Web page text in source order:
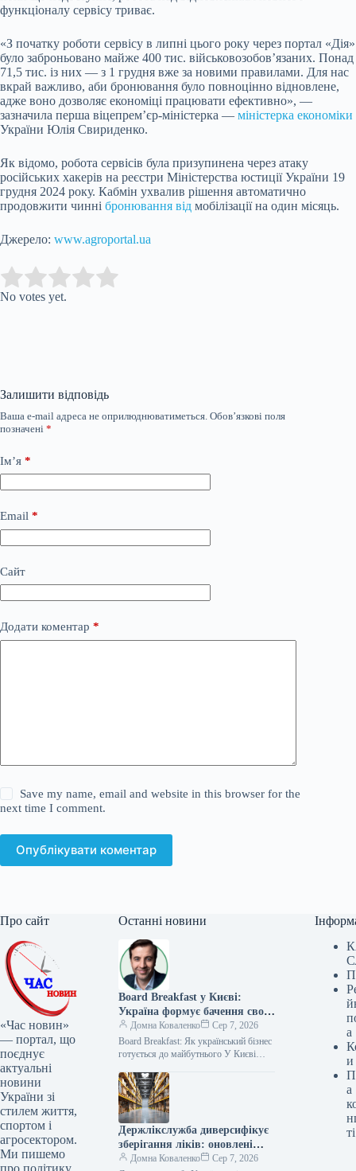
функціоналу сервісу триває.
«З початку роботи сервісу в липні цього року через портал «Дія»
було заброньовано майже 400 тис. військовозобов’язаних. Понад
71,5 тис. із них — з 1 грудня вже за новими правилами. Для нас
вкрай важливо, аби бронювання було повноцінно відновлене,
адже воно дозволяє економіці працювати ефективно», —
зазначила перша віцепрем’єр-міністерка — міністерка економіки
України Юлія Свириденко.
Як відомо, робота сервісів була призупинена через атаку
російських хакерів на реєстри Міністерства юстиції України 19
грудня 2024 року. Кабмін ухвалив рішення автоматично
продовжити чинні бронювання від мобілізації на один місяць.
Джерело: www.agroportal.ua
Rate this item:
No votes yet.
Залишити відповідь
Ваша e-mail адреса не оприлюднюватиметься. Обов’язкові поля
позначені *
Ім’я *
Email *
Сайт
Додати коментар *
Save my name, email and website in this browser for the
next time I comment.
Опублікувати коментар
Про сайт
«Час новин»
— портал, що
поєднує
актуальні
новини
України зі
стилем життя,
спортом і
агросектором.
Ми пишемо
про політику,
Останні новини
Board Breakfast у Києві:
Україна формує бачення свого
майбутнього
Домна Коваленко
Сер 7, 2026
Board Breakfast: Як український бізнес
готується до майбутнього У Києві
знакова подія для економічного
сектору…
Держлікслужба диверсифікує
зберігання ліків: оновлені
ліцензійні умови
Домна Коваленко
Сер 7, 2026
а
и
а
ті